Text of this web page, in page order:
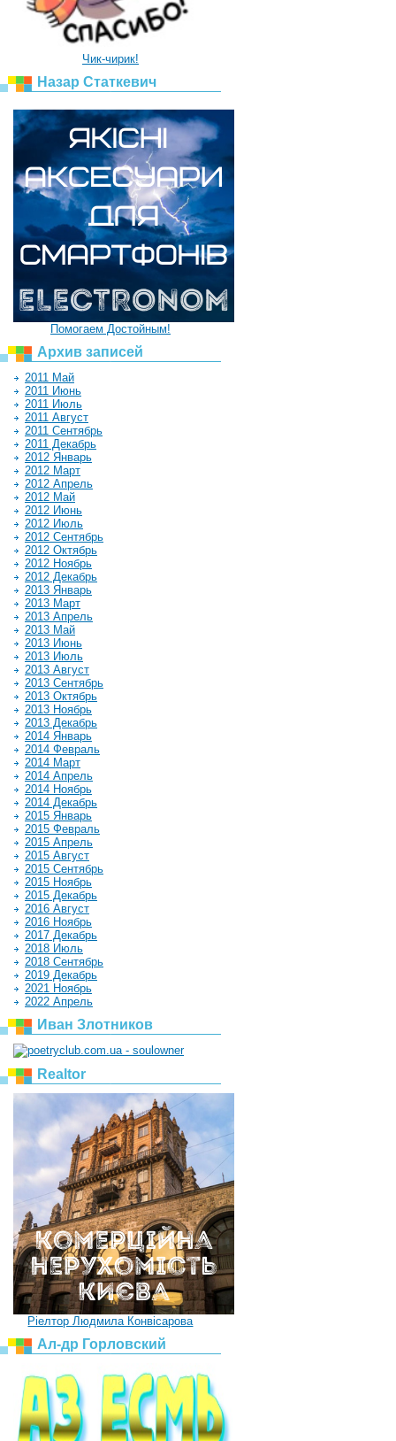
Чик-чирик!
Назар Статкевич
Помогаем Достойным!
Архив записей
2011 Май
2011 Июнь
2011 Июль
2011 Август
2011 Сентябрь
2011 Декабрь
2012 Январь
2012 Март
2012 Апрель
2012 Май
2012 Июнь
2012 Июль
2012 Сентябрь
2012 Октябрь
2012 Ноябрь
2012 Декабрь
2013 Январь
2013 Март
2013 Апрель
2013 Май
2013 Июнь
2013 Июль
2013 Август
2013 Сентябрь
2013 Октябрь
2013 Ноябрь
2013 Декабрь
2014 Январь
2014 Февраль
2014 Март
2014 Апрель
2014 Ноябрь
2014 Декабрь
2015 Январь
2015 Февраль
2015 Апрель
2015 Август
2015 Сентябрь
2015 Ноябрь
2015 Декабрь
2016 Август
2016 Ноябрь
2017 Декабрь
2018 Июль
2018 Сентябрь
2019 Декабрь
2021 Ноябрь
2022 Апрель
Иван Злотников
Realtor
Ріелтор Людмила Конвісарова
Ал-др Горловский